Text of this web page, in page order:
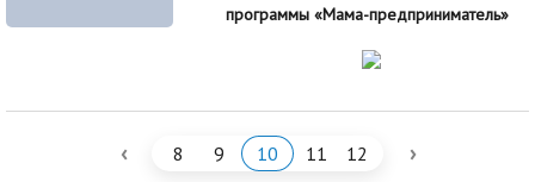
программы «Мама-предприниматель»
‹ 8 9 10 11 12 ›